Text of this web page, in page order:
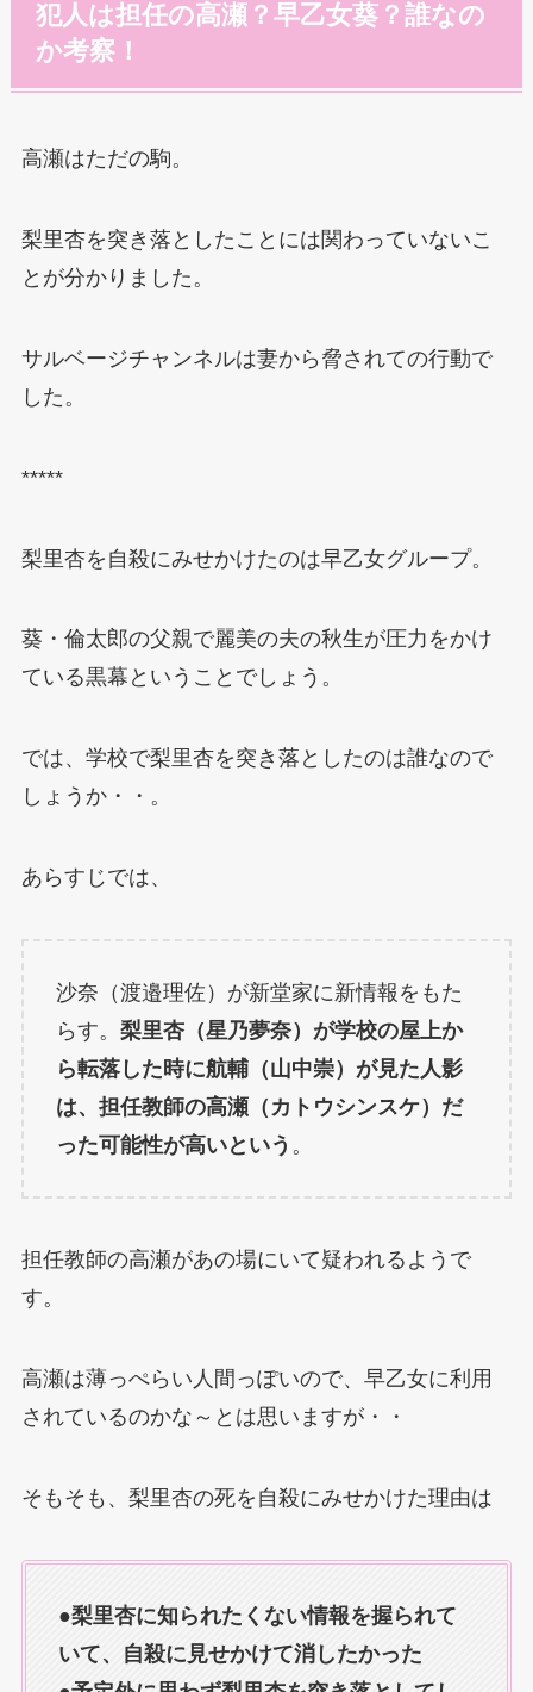
犯人は担任の高瀬？早乙女葵？誰なの
か考察！
高瀬はただの駒。
梨里杏を突き落としたことには関わっていないこ
とが分かりました。
サルベージチャンネルは妻から脅されての行動で
した。
*****
梨里杏を自殺にみせかけたのは早乙女グループ。
葵・倫太郎の父親で麗美の夫の秋生が圧力をかけ
ている黒幕ということでしょう。
では、学校で梨里杏を突き落としたのは誰なので
しょうか・・。
あらすじでは、
沙奈（渡邉理佐）が新堂家に新情報をもた
らす。 梨里杏（星乃夢奈）が学校の屋上か
ら転落した時に航輔（山中崇）が見た人影
は、担任教師の高瀬（カトウシンスケ）だ
った可能性が高いという 。
担任教師の高瀬があの場にいて疑われるようで
す。
高瀬は薄っぺらい人間っぽいので、早乙女に利用
されているのかな～とは思いますが・・
そもそも、梨里杏の死を自殺にみせかけた理由は
●梨里杏に知られたくない情報を握られて
いて、自殺に見せかけて消したかった